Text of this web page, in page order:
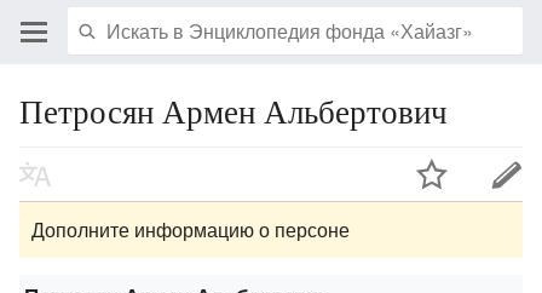
Петросян Армен Альбертович
Дополните информацию о персоне